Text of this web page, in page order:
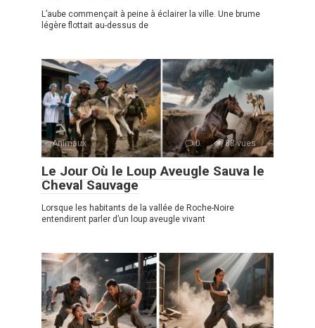
L’aube commençait à peine à éclairer la ville. Une brume
légère flottait au-dessus de
Animaux 0 88 vues
Le Jour Où le Loup Aveugle Sauva le
Cheval Sauvage
Lorsque les habitants de la vallée de Roche-Noire
entendirent parler d’un loup aveugle vivant